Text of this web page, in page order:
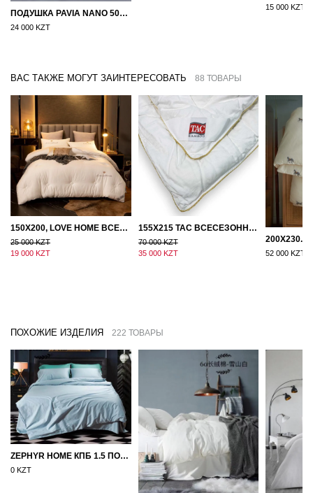
ПОДУШКА PAVIA NANO 50X70
24 000 KZT
15 000 KZT
ВАС ТАКЖЕ МОГУТ ЗАИНТЕРЕСОВАТЬ 88 ТОВАРЫ
150Х200, LOVE HOME ВСЕСЕЗОННОЕ ОДЕЯЛО ИЗ ХЛОПКА С НАПОЛНИТЕЛЕМ МИКРОГЕЛЬ
25 000 KZT
19 000 KZT
155Х215 TAC ВСЕСЕЗОННОЕ ХЛОПКОВОЕ ОДЕЯЛО ИЗ БАМБУКОВОГО ВОЛОКНА
70 000 KZT
35 000 KZT
52 000 KZT
ПОХОЖИЕ ИЗДЕЛИЯ 222 ТОВАРЫ
ZEPHYR HOME КПБ 1.5 ПОЛУТОРКА ЕГИПЕТСКИЙ ХЛОПОК ОДНОТОННЫЙ ГОЛУБОЙ
0 KZT